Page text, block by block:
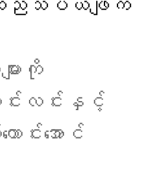
ညံသံပယ်ဖျက်
ားကို
းလင်းနှင့်
င်းအောင်